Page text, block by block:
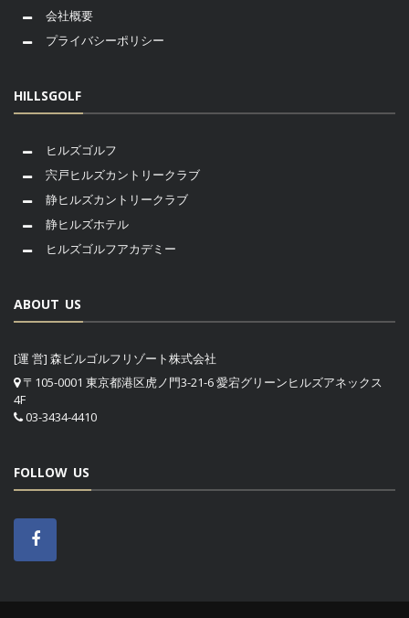
会社概要
プライバシーポリシー
HILLSGOLF
ヒルズゴルフ
宍戸ヒルズカントリークラブ
静ヒルズカントリークラブ
静ヒルズホテル
ヒルズゴルフアカデミー
ABOUT US
[運 営] 森ビルゴルフリゾート株式会社
〒105-0001 東京都港区虎ノ門3-21-6 愛宕グリーンヒルズアネックス
4F
03-3434-4410
FOLLOW US